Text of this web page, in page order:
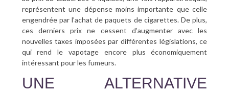
représentent une dépense moins importante que celle
engendrée par l’achat de paquets de cigarettes. De plus,
ces derniers prix ne cessent d’augmenter avec les
nouvelles taxes imposées par différentes législations, ce
qui rend le vapotage encore plus économiquement
intéressant pour les fumeurs.
UNE ALTERNATIVE